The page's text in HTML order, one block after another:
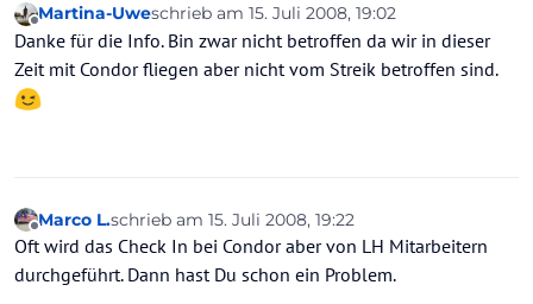
Offline
Martina-Uweschrieb am 15. Juli 2008, 19:02
zuletzt editiert von
Danke für die Info. Bin zwar nicht betroffen da wir in dieser
Zeit mit Condor fliegen aber nicht vom Streik betroffen sind.
Offline
Marco L.schrieb am 15. Juli 2008, 19:22
zuletzt editiert von
Oft wird das Check In bei Condor aber von LH Mitarbeitern
durchgeführt. Dann hast Du schon ein Problem.